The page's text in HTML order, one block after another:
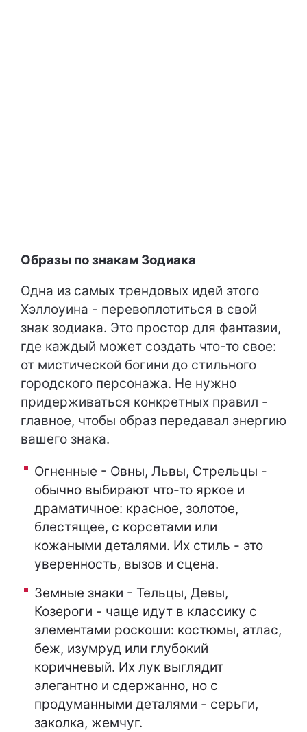
Образы по знакам Зодиака
Одна из самых трендовых идей этого
Хэллоуина - перевоплотиться в свой
знак зодиака. Это простор для фантазии,
где каждый может создать что-то свое:
от мистической богини до стильного
городского персонажа. Не нужно
придерживаться конкретных правил -
главное, чтобы образ передавал энергию
вашего знака.
Огненные - Овны, Львы, Стрельцы -
обычно выбирают что-то яркое и
драматичное: красное, золотое,
блестящее, с корсетами или
кожаными деталями. Их стиль - это
уверенность, вызов и сцена.
Земные знаки - Тельцы, Девы,
Козероги - чаще идут в классику с
элементами роскоши: костюмы, атлас,
беж, изумруд или глубокий
коричневый. Их лук выглядит
элегантно и сдержанно, но с
продуманными деталями - серьги,
заколка, жемчуг.